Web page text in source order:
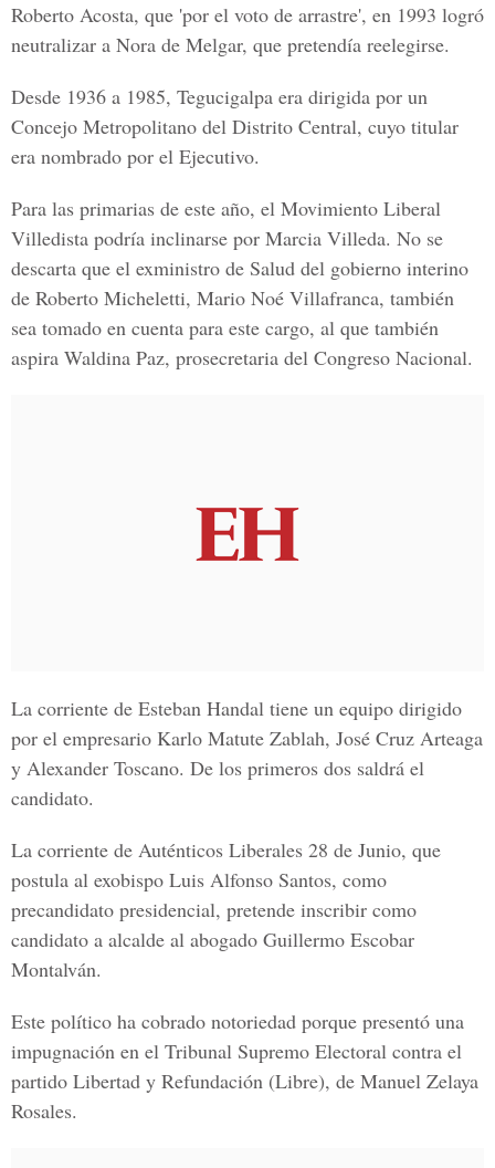
Roberto Acosta, que 'por el voto de arrastre', en 1993 logró
neutralizar a Nora de Melgar, que pretendía reelegirse.
Desde 1936 a 1985, Tegucigalpa era dirigida por un
Concejo Metropolitano del Distrito Central, cuyo titular
era nombrado por el Ejecutivo.
Para las primarias de este año, el Movimiento Liberal
Villedista podría inclinarse por Marcia Villeda. No se
descarta que el exministro de Salud del gobierno interino
de Roberto Micheletti, Mario Noé Villafranca, también
sea tomado en cuenta para este cargo, al que también
aspira Waldina Paz, prosecretaria del Congreso Nacional.
La corriente de Esteban Handal tiene un equipo dirigido
por el empresario Karlo Matute Zablah, José Cruz Arteaga
y Alexander Toscano. De los primeros dos saldrá el
candidato.
La corriente de Auténticos Liberales 28 de Junio, que
postula al exobispo Luis Alfonso Santos, como
precandidato presidencial, pretende inscribir como
candidato a alcalde al abogado Guillermo Escobar
Montalván.
Este político ha cobrado notoriedad porque presentó una
impugnación en el Tribunal Supremo Electoral contra el
partido Libertad y Refundación (Libre), de Manuel Zelaya
Rosales.